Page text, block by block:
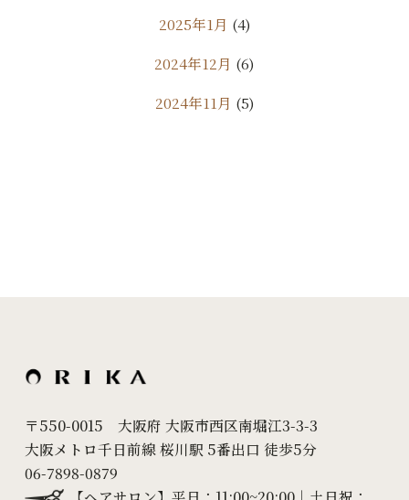
2025年1月 (4)
2024年12月 (6)
2024年11月 (5)
2024年6月(18)
2024年3月(7)
2024年2月(10)
2024年1月(6)
〒550-0015 大阪府 大阪市西区南堀江3-3-3
大阪メトロ千日前線 桜川駅 5番出口 徒歩5分
06-7898-0879